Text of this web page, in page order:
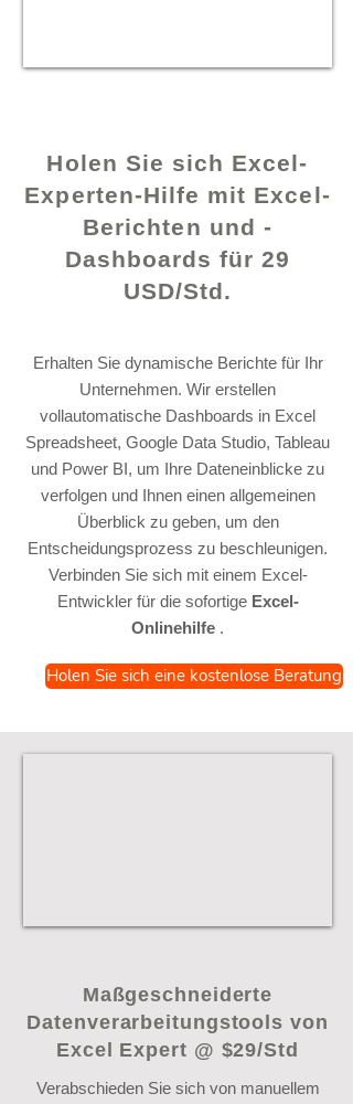
Holen Sie sich Excel-
Experten-Hilfe mit Excel-
Berichten und -
Dashboards für 29
USD/Std.
Erhalten Sie dynamische Berichte für Ihr
Unternehmen. Wir erstellen
vollautomatische Dashboards in Excel
Spreadsheet, Google Data Studio, Tableau
und Power BI, um Ihre Dateneinblicke zu
verfolgen und Ihnen einen allgemeinen
Überblick zu geben, um den
Entscheidungsprozess zu beschleunigen.
Verbinden Sie sich mit einem Excel-
Entwickler für die sofortige Excel-
Onlinehilfe .
Holen Sie sich eine kostenlose Beratung
Maßgeschneiderte
Datenverarbeitungstools von
Excel Expert @ $29/Std
Verabschieden Sie sich von manuellem